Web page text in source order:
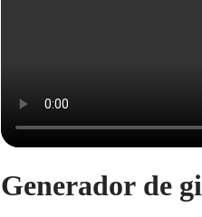
Generador de